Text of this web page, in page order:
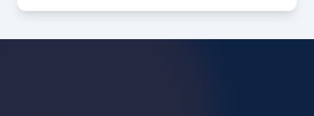
Bedrijvigheid in Amsterdam
(2025)